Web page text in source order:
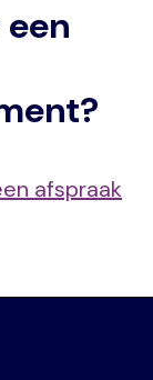
afspraak